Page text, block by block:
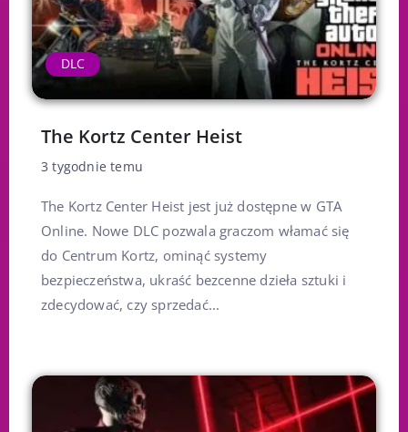
DLC
The Kortz Center Heist
3 tygodnie temu
The Kortz Center Heist jest już dostępne w GTA
Online. Nowe DLC pozwala graczom włamać się
do Centrum Kortz, ominąć systemy
bezpieczeństwa, ukraść bezcenne dzieła sztuki i
zdecydować, czy sprzedać...